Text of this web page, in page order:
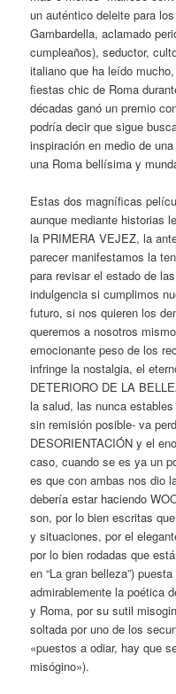
un auténtico deleite para
Gambardella, aclamado
cumpleaños), seductor,
italiano que ha leído
fiestas chic de Roma
décadas ganó un premio
podría decir que sigue
inspiración en medio de
una Roma bellísima y
Estas dos magníficas
aunque mediante historias
la PRIMERA VEJEZ, la
parecer manifestamos la
para revisar el estado de
indulgencia si cumplimos
futuro, si nos quieren los
queremos a nosotros
emocionante peso de los
infringe la nostalgia, el
DETERIORO DE LA
la salud, las nunca
sin remisión posible- va
DESORIENTACIÓN y el
caso, cuando se es ya un
es que con ambas nos dio
debería estar haciendo
son, por lo bien escritas
y situaciones, por el
por lo bien rodadas que
en “La gran belleza”)
admirablemente la poética
y Roma, por su sutil
soltada por uno de los
«puestos a odiar, hay que
misógino»).